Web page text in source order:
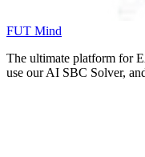
FUT Mind
The ultimate platform for
use our AI SBC Solver,